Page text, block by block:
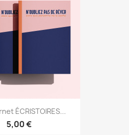
ÉCRISTOIRES...
5,00 €